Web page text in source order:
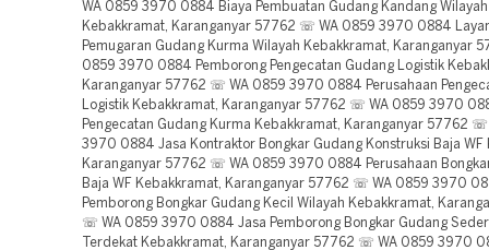
WA 0859 3970 0884 Biaya Pembuatan Gudang Kandang Wilayah
Kebakkramat, Karanganyar 57762 ☏ WA 0859 3970 0884
Pemugaran Gudang Kurma Wilayah Kebakkramat, Karanganyar
0859 3970 0884 Pemborong Pengecatan Gudang Logistik
Karanganyar 57762 ☏ WA 0859 3970 0884 Perusahaan
Logistik Kebakkramat, Karanganyar 57762 ☏ WA 0859 3970
Pengecatan Gudang Kurma Kebakkramat, Karanganyar 57762
3970 0884 Jasa Kontraktor Bongkar Gudang Konstruksi Baja WF
Karanganyar 57762 ☏ WA 0859 3970 0884 Perusahaan
Baja WF Kebakkramat, Karanganyar 57762 ☏ WA 0859 3970
Pemborong Bongkar Gudang Kecil Wilayah Kebakkramat,
☏ WA 0859 3970 0884 Jasa Pemborong Bongkar Gudang
Terdekat Kebakkramat, Karanganyar 57762 ☏ WA 0859 3970